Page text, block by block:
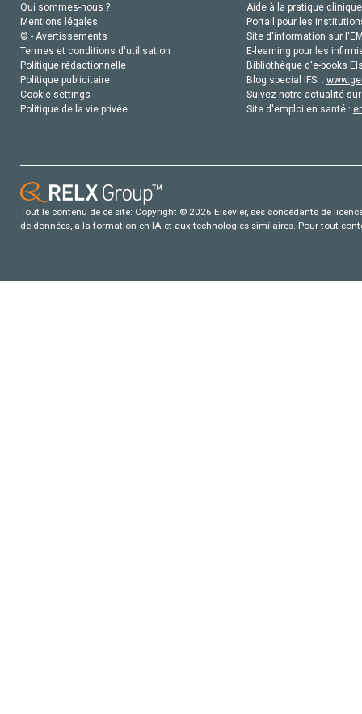
Qui sommes-nous ?
Mentions légales
© - Avertissements
Termes et conditions d'utilisation
Politique rédactionnelle
Politique publicitaire
Cookie settings
Politique de la vie privée
Aide à la pratique
Portail pour les
Site d'information sur
E-learning pour les
Bibliothèque d'e-books
Blog special IFSI :
Suivez notre actualité
Site d'emploi en santé :
Tout le contenu de ce site: Copyright © 2026 Elsevier, ses concédants de
de données, a la formation en IA et aux technologies similaires. Pour tout